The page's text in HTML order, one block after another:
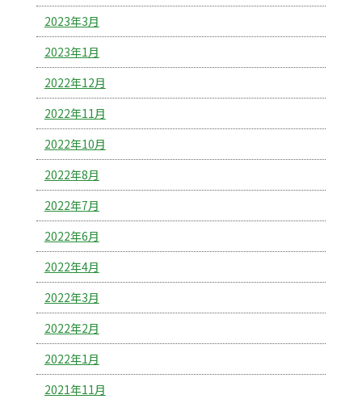
2023年3月
2023年1月
2022年12月
2022年11月
2022年10月
2022年8月
2022年7月
2022年6月
2022年4月
2022年3月
2022年2月
2022年1月
2021年11月